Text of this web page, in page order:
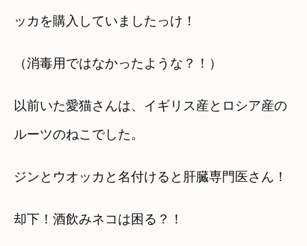
ッカを購入していましたっけ！
（消毒用ではなかったような？！）
以前いた愛猫さんは、イギリス産とロシア産の
ルーツのねこでした。
ジンとウオッカと名付けると肝臓専門医さん！
却下！酒飲みネコは困る？！